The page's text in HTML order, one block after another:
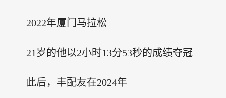
2022年厦门马拉松
21岁的他以2小时13分53秒的成绩夺冠
此后，丰配友在2024年